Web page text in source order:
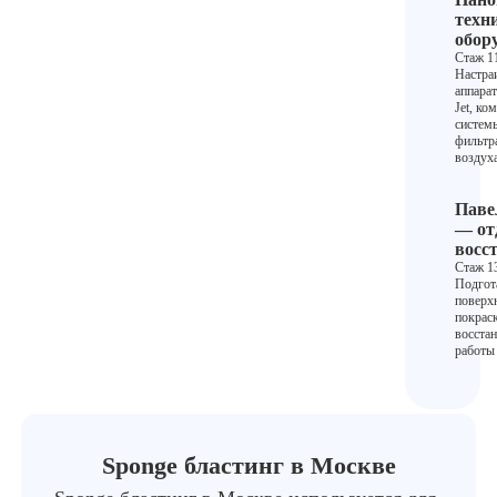
Стаж
Jet,
—
Стаж
работы
Sponge бластинг в Москве